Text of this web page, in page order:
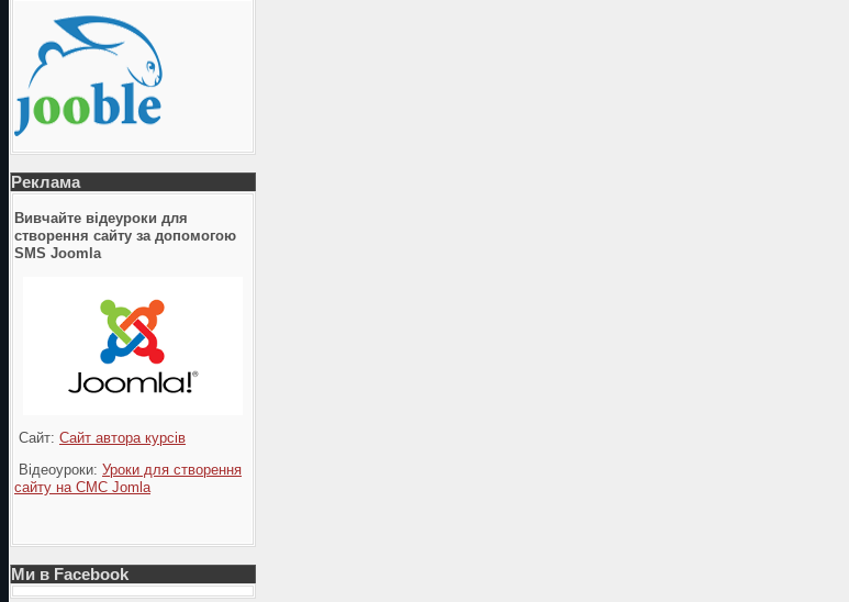
Реклама
Вивчайте відеуроки для
створення сайту за допомогою
SMS Joomla
Сайт: Сайт автора курсів
Відеоуроки: Уроки для створення
сайту на СМС Jomla
Ми в Facebook